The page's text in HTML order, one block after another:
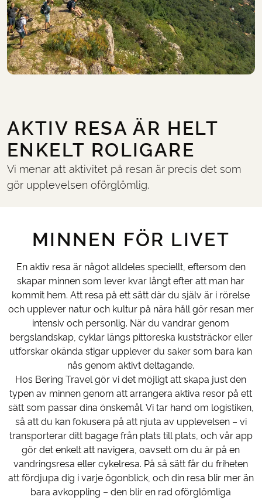
AKTIV RESA ÄR HELT
ENKELT ROLIGARE
Vi menar att aktivitet på resan är precis det som
gör upplevelsen oförglömlig.
MINNEN FÖR LIVET
En aktiv resa är något alldeles speciellt, eftersom den
skapar minnen som lever kvar långt efter att man har
kommit hem. Att resa på ett sätt där du själv är i rörelse
och upplever natur och kultur på nära håll gör resan mer
intensiv och personlig. När du vandrar genom
bergslandskap, cyklar längs pittoreska kuststräckor eller
utforskar okända stigar upplever du saker som bara kan
nås genom aktivt deltagande.
Hos Bering Travel gör vi det möjligt att skapa just den
typen av minnen genom att arrangera aktiva resor på ett
sätt som passar dina önskemål. Vi tar hand om logistiken,
så att du kan fokusera på att njuta av upplevelsen – vi
transporterar ditt bagage från plats till plats, och vår app
gör det enkelt att navigera, oavsett om du är på en
vandringsresa eller cykelresa. På så sätt får du friheten
att fördjupa dig i varje ögonblick, och din resa blir mer än
bara avkoppling – den blir en rad oförglömliga